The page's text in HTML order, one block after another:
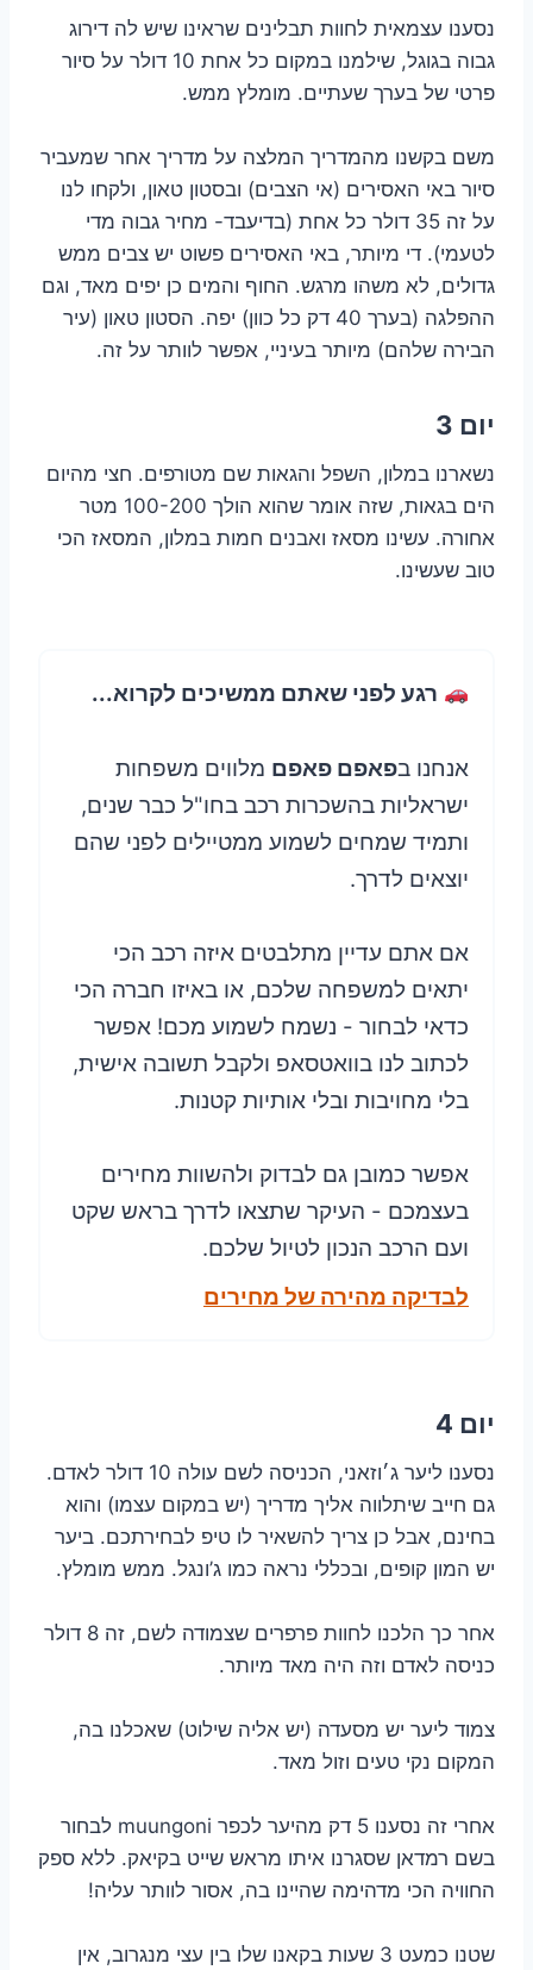
נסענו עצמאית לחוות תבלינים שראינו שיש לה דירוג
גבוה בגוגל, שילמנו במקום כל אחת 10 דולר על סיור
פרטי של בערך שעתיים. מומלץ ממש.
משם בקשנו מהמדריך המלצה על מדריך אחר שמעביר
סיור באי האסירים (אי הצבים) ובסטון טאון, ולקחו לנו
על זה 35 דולר כל אחת (בדיעבד- מחיר גבוה מדי
לטעמי). די מיותר, באי האסירים פשוט יש צבים ממש
גדולים, לא משהו מרגש. החוף והמים כן יפים מאד, וגם
ההפלגה (בערך 40 דק כל כוון) יפה. הסטון טאון (עיר
הבירה שלהם) מיותר בעיניי, אפשר לוותר על זה.
יום 3
נשארנו במלון, השפל והגאות שם מטורפים. חצי מהיום
הים בגאות, שזה אומר שהוא הולך 100-200 מטר
אחורה. עשינו מסאז ואבנים חמות במלון, המסאז הכי
טוב שעשינו.
רגע לפני שאתם ממשיכים לקרוא...
אנחנו בפאפם פאפם מלווים משפחות
ישראליות בהשכרות רכב בחו"ל כבר שנים,
ותמיד שמחים לשמוע ממטיילים לפני שהם
יוצאים לדרך.
אם אתם עדיין מתלבטים איזה רכב הכי
יתאים למשפחה שלכם, או באיזו חברה הכי
כדאי לבחור - נשמח לשמוע מכם! אפשר
לכתוב לנו בוואטסאפ ולקבל תשובה אישית,
בלי מחויבות ובלי אותיות קטנות.
אפשר כמובן גם לבדוק ולהשוות מחירים
בעצמכם - העיקר שתצאו לדרך בראש שקט
ועם הרכב הנכון לטיול שלכם.
לבדיקה מהירה של מחירים
יום 4
נסענו ליער ג׳וזאני, הכניסה לשם עולה 10 דולר לאדם.
גם חייב שיתלווה אליך מדריך (יש במקום עצמו) והוא
בחינם, אבל כן צריך להשאיר לו טיפ לבחירתכם. ביער
יש המון קופים, ובכללי נראה כמו ג’ונגל. ממש מומלץ.
אחר כך הלכנו לחוות פרפרים שצמודה לשם, זה 8 דולר
כניסה לאדם וזה היה מאד מיותר.
צמוד ליער יש מסעדה (יש אליה שילוט) שאכלנו בה,
המקום נקי טעים וזול מאד.
אחרי זה נסענו 5 דק מהיער לכפר muungoni לבחור
בשם רמדאן שסגרנו איתו מראש שייט בקיאק. ללא ספק
החוויה הכי מדהימה שהיינו בה, אסור לוותר עליה!
שטנו כמעט 3 שעות בקאנו שלו בין עצי מנגרוב, אין